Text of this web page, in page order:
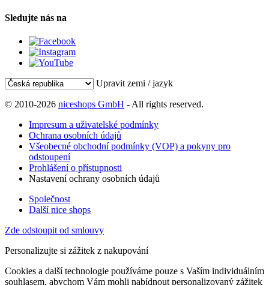
Sledujte nás na
Upravit zemi / jazyk
© 2010-2026 niceshops GmbH - All rights reserved.
Impresum a uživatelské podmínky
Ochrana osobních údajů
Všeobecné obchodní podmínky (VOP) a pokyny pro
odstoupení
Prohlášení o přístupnosti
Nastavení ochrany osobních údajů
Společnost
Další nice shops
Zde odstoupit od smlouvy
Personalizujte si zážitek z nakupování
Cookies a další technologie používáme pouze s Vaším individuálním
souhlasem, abychom Vám mohli nabídnout personalizovaný zážitek